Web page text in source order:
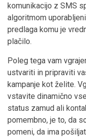
komunikacijo z SMS
algoritmom
predlaga komu je
plačilo.
Poleg tega vam
ustvariti in pripraviti
kampanje kot želite.
vstavite dinamično
status zamud ali
pomembno, je to, da
pomeni, da ima